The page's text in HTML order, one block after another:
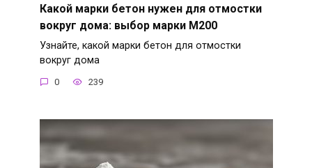
Какой марки бетон нужен для отмостки
вокруг дома: выбор марки М200
Узнайте, какой марки бетон для отмостки
вокруг дома
0 239